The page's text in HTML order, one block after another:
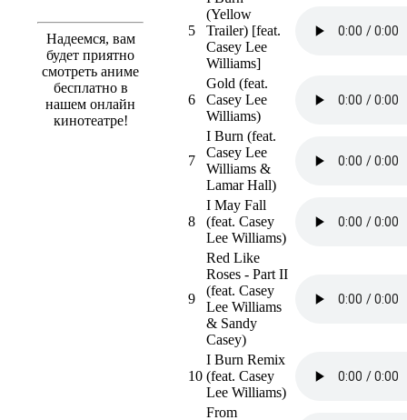
Надеемся, вам
будет приятно
смотреть аниме
бесплатно в
нашем онлайн
кинотеатре!
5
(Yellow
Trailer) [feat.
Casey Lee
Williams]
6
Gold (feat.
Casey Lee
Williams)
7
I Burn (feat.
Casey Lee
Williams &
Lamar Hall)
8
I May Fall
(feat. Casey
Lee Williams)
9
Red Like
Roses - Part II
(feat. Casey
Lee Williams
& Sandy
Casey)
10
I Burn Remix
(feat. Casey
Lee Williams)
From